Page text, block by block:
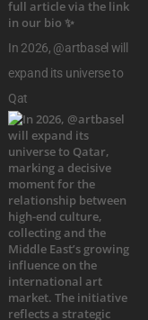
In 2026, @artbasel will
expand its universe to
Qat